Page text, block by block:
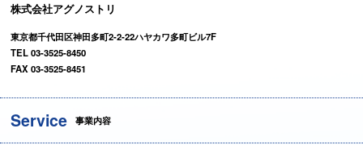
株式会社アグノストリ
東京都千代田区神田多町2-2-22ハヤカワ多町ビル7F
TEL 03-3525-8450
FAX 03-3525-8451
Service 事業内容